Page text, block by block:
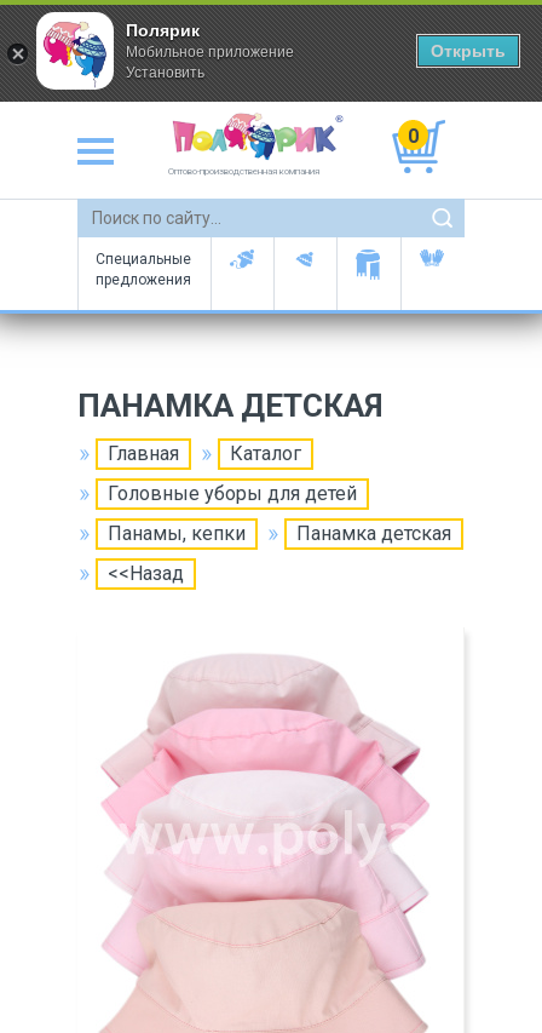
Оптово-производственная компания
0
Специальные
предложения
ПАНАМКА ДЕТСКАЯ
Главная
Каталог
Головные уборы для детей
Панамы, кепки
Панамка детская
<<Назад
Полярик
Мобильное приложение
Установить
Открыть